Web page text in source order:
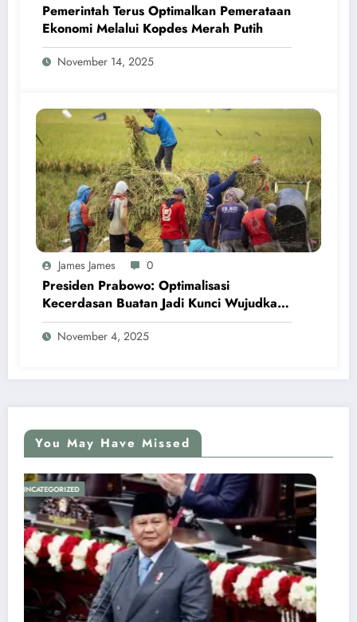
Pemerintah Terus Optimalkan Pemerataan
Ekonomi Melalui Kopdes Merah Putih
November 14, 2025
James James 0
Presiden Prabowo: Optimalisasi
Kecerdasan Buatan Jadi Kunci Wujudkan
Swasembada Pangan dan Pengentasan
Kemiskinan
November 4, 2025
You May Have Missed
UNCATEGORIZED